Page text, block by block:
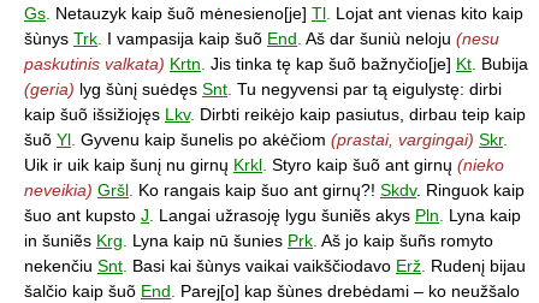
Gs. Netauzyk kaip šuõ mėnesieno[je] Tl. Lojat ant vienas kito kaip
šùnys Trk. I vampasija kaip šuõ End. Aš dar šuniù neloju (nesu
paskutinis valkata) Krtn. Jis tinka tę kap šuõ bažnyčio[je] Kt. Bubija
(geria) lyg šùnį suėdęs Snt. Tu negyvensi par tą eigulystę: dirbi
kaip šuõ išsižiojęs Lkv. Dirbti reikėjo kaip pasiutus, dirbau teip kaip
šuõ Yl. Gyvenu kaip šunelis po akėčiom (prastai, vargingai) Skr.
Uik ir uik kaip šunį nu girnų Krkl. Styro kaip šuõ ant girnų (nieko
neveikia) Gršl. Ko rangais kaip šuo ant girnų?! Skdv. Ringuok kaip
šuo ant kupsto J. Langai užrasoję lygu šuniẽs akys Pln. Lyna kaip
in šuniẽs Krg. Lyna kaip nū šunies Prk. Aš jo kaip šuñs romyto
nekenčiu Snt. Basi kai šùnys vaikai vaikščiodavo Erž. Rudenį bijau
šalčio kaip šuõ End. Parej[o] kap šùnes drebėdami – ko neužšalo